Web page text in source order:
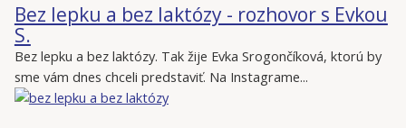
Bez lepku a bez laktózy - rozhovor s Evkou
S.
Bez lepku a bez laktózy. Tak žije Evka Srogončíková, ktorú by
sme vám dnes chceli predstaviť. Na Instagrame...